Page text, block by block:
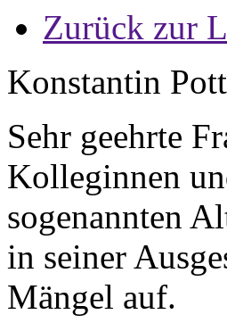
Zurück zur
Konstantin
Sehr geehrte
Kolleginnen
sogenannten
in seiner
Mängel auf.